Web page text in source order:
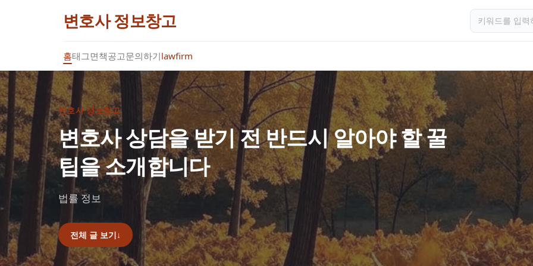
변호사 정보창고
홈태그면책공고문의하기lawfirm
변호사 정보창고
변호사 상담을 받기 전 반드시 알아야 할 꿀
팁을 소개합니다
법률 정보
전체 글 보기↓